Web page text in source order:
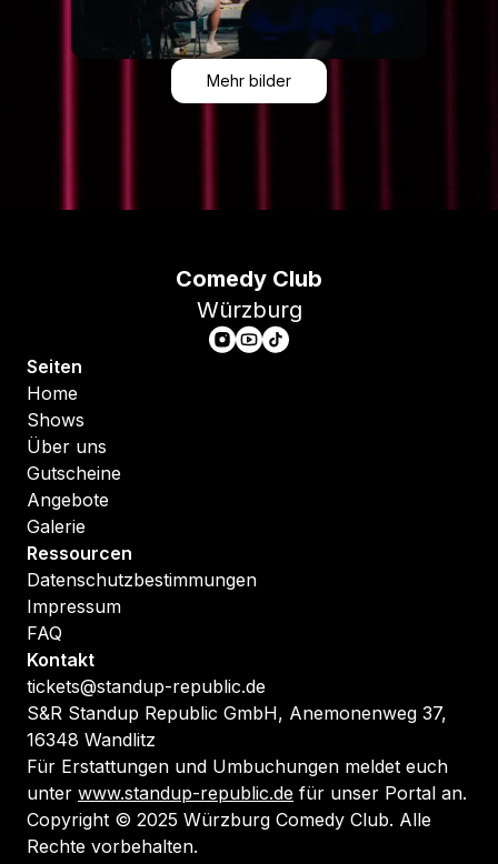
Mehr bilder
Comedy Club
Würzburg
Seiten
Home
Shows
Über uns
Gutscheine
Angebote
Galerie
Ressourcen
Datenschutzbestimmungen
Impressum
FAQ
Kontakt
tickets@standup-republic.de
S&R Standup Republic GmbH, Anemonenweg 37,
16348 Wandlitz
Für Erstattungen und Umbuchungen meldet euch
unter www.standup-republic.de für unser Portal an.
Copyright © 2025 Würzburg Comedy Club. Alle
Rechte vorbehalten.